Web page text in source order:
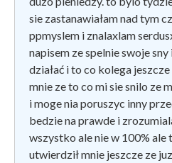
sie zastanawiałam nad tym
ppmyslem i znalaxlam
napisem ze spelnie swoje
działać i to co kolega
mnie ze to co mi sie snilo ze
i moge nia poruszyc inny
bedzie na prawde i
wszystko ale nie w 100% ale
utwierdził mnie jeszcze ze